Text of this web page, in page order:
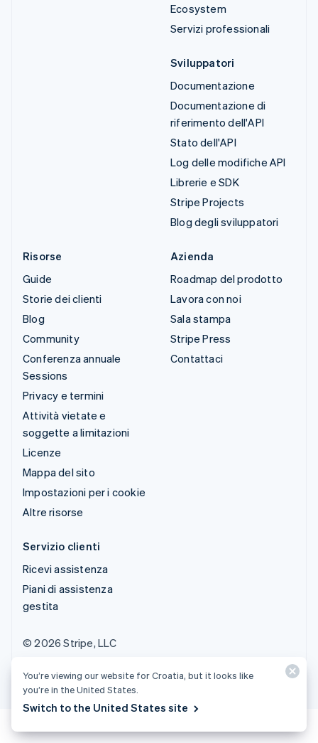
Ecosystem
Servizi professionali
Sviluppatori
Documentazione
Documentazione di
riferimento dell'API
Stato dell'API
Log delle modifiche API
Librerie e SDK
Stripe Projects
Blog degli sviluppatori
Risorse
Guide
Storie dei clienti
Blog
Community
Conferenza annuale
Sessions
Privacy e termini
Attività vietate e
soggette a limitazioni
Licenze
Mappa del sito
Impostazioni per i cookie
Altre risorse
Azienda
Roadmap del prodotto
Lavora con noi
Sala stampa
Stripe Press
Contattaci
Servizio clienti
Ricevi assistenza
Piani di assistenza
gestita
© 2026 Stripe, LLC
You’re viewing our website for Croatia, but it looks like
you’re in the United States.
Switch to the United States site